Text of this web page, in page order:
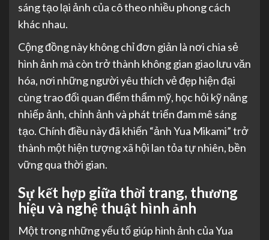
sáng tạo lại ảnh của cô theo nhiều phong cách
khác nhau.
Cộng đồng này không chỉ đơn giản là nơi chia sẻ
hình ảnh mà còn trở thành không gian giao lưu văn
hóa, nơi những người yêu thích vẻ đẹp hiện đại
cùng trao đổi quan điểm thẩm mỹ, học hỏi kỹ năng
nhiếp ảnh, chỉnh ảnh và phát triển đam mê sáng
tạo. Chính điều này đã khiến “ảnh Yua Mikami” trở
thành một hiện tượng xã hội lan tỏa tự nhiên, bền
vững qua thời gian.
Sự kết hợp giữa thời trang, thương
hiệu và nghệ thuật hình ảnh
Một trong những yếu tố giúp hình ảnh của Yua